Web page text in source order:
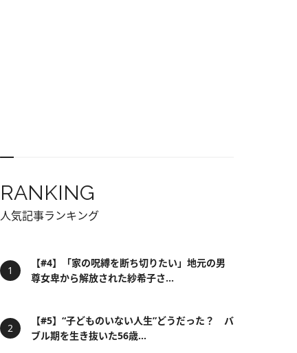
RANKING
人気記事ランキング
【#4】「家の呪縛を断ち切りたい」地元の男
尊女卑から解放された紗希子さ...
【#5】“子どものいない人生”どうだった？ バ
ブル期を生き抜いた56歳...